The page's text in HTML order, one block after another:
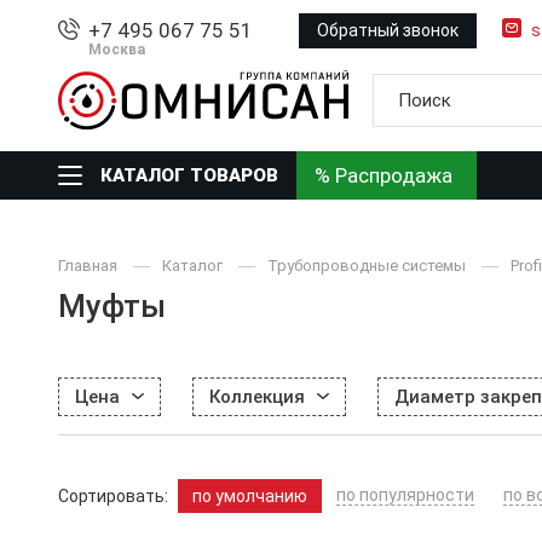
+7 495 067 75 51
Москва
Обратный звонок
КАТАЛОГ ТОВАРОВ % Распродажа
Главная Каталог Трубопроводные системы
Муфты
Коллекция Диаметр
Цена
Сортировать: по умолчанию по популярности по